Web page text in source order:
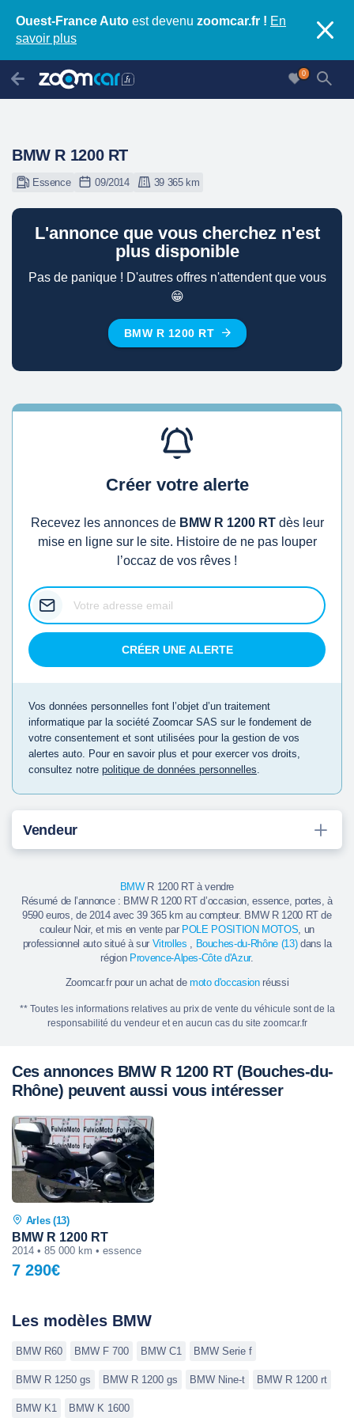
Ouest-France Auto est devenu zoomcar.fr ! En
savoir plus
0
BMW R 1200 RT
Essence 09/2014 39 365 km
L'annonce que vous cherchez n'est
plus disponible
Pas de panique ! D'autres offres n'attendent que vous
😁
BMW R 1200 RT
Créer votre alerte
Recevez les annonces de BMW R 1200 RTdès leur
mise en ligne sur le site. Histoire de ne pas louper
l’occaz de vos rêves !
CRÉER UNE ALERTE
Vos données personnelles font l’objet d’un traitement
informatique par la société Zoomcar SAS sur le fondement de
votre consentement et sont utilisées pour la gestion de vos
alertes auto. Pour en savoir plus et pour exercer vos droits,
consultez notre politique de données personnelles.
Vendeur
BMWR 1200 RT à vendre
Résumé de l’annonce : BMW R 1200 RT d’occasion, essence, portes, à
9590 euros, de 2014 avec 39 365 km au compteur. BMW R 1200 RT de
couleur Noir, et mis en vente par POLE POSITION MOTOS, un
professionnel auto situé à sur Vitrolles , Bouches-du-Rhône (13) dans la
région Provence-Alpes-Côte d'Azur.
Zoomcar.fr pour un achat de moto d'occasionréussi
** Toutes les informations relatives au prix de vente du véhicule sont de la
responsabilité du vendeur et en aucun cas du site zoomcar.fr
Ces annonces BMW R 1200 RT (Bouches-du-
Rhône) peuvent aussi vous intéresser
Arles (13)
BMW R 1200 RT
2014 • 85 000 km • essence
7 290€
Les modèles BMW
BMW R60 BMW F 700 BMW C1 BMW Serie f
BMW R 1250 gs BMW R 1200 gs BMW Nine-t BMW R 1200 rt
BMW K1 BMW K 1600